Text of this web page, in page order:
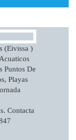
(Eivissa )
Puntos De
Playas
Contacta